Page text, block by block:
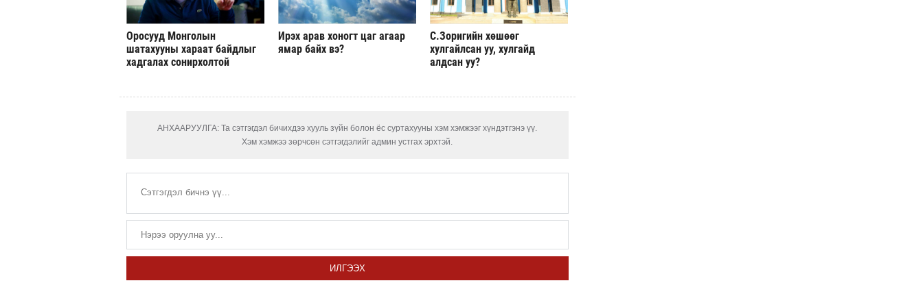
Оросууд Монголын
шатахууны хараат байдлыг
хадгалах сонирхолтой
Ирэх арав хоногт цаг агаар
ямар байх вэ?
С.Зоригийн хөшөөг
хулгайлсан уу, хулгайд
алдсан уу?
АНХААРУУЛГА: Та сэтгэгдэл бичихдээ хууль зүйн болон ёс суртахууны хэм хэмжээг хүндэтгэнэ үү.
Хэм хэмжээ зөрчсөн сэтгэгдэлийг админ устгах эрхтэй.
ИЛГЭЭХ